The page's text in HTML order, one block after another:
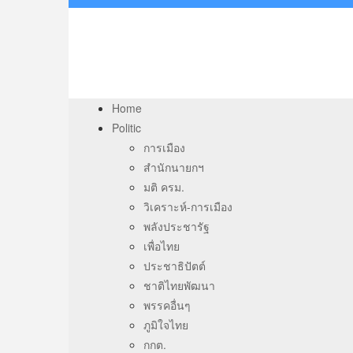
Home
Politic
การเมือง
สำนักนายกฯ
มติ ครม.
วิเคราะห์-การเมือง
พลังประชารัฐ
เพื่อไทย
ประชาธิปัตต์
ชาติไทยพัฒนา
พรรคอื่นๆ
ภูมิใจไทย
กกต.